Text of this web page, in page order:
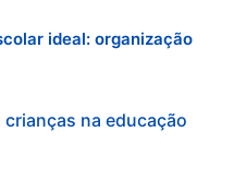
ideal: organização